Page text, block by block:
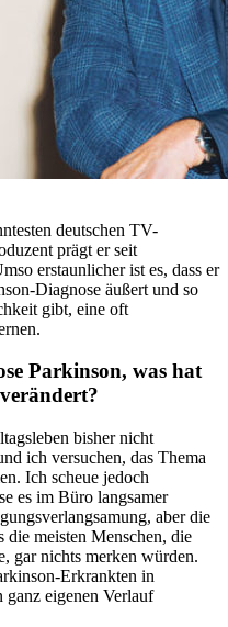
deutschen TV-
prägt er seit
erstaunlicher ist es, dass er
Diagnose äußert und so
gibt, eine oft
Parkinson, was hat
bisher nicht
ich versuchen, das Thema
Ich scheue jedoch
es im Büro langsamer
aber die
die meisten Menschen, die
gar nichts merken würden.
Erkrankten in
eigenen Verlauf